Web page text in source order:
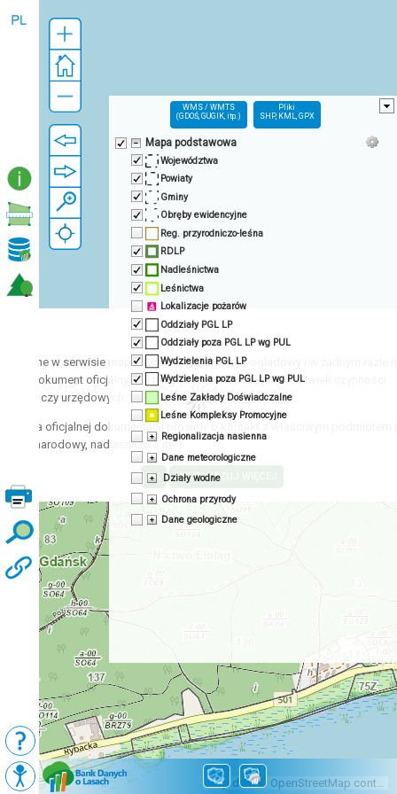
Map data © OpenStreetMap contributors, CC-BY-SA
Podkłady
WMS / WMTS
(GDOŚ, GUGIK, itp.)
Pliki
SHP, KML, GPX
Mapa podstawowa
Województwa
Powiaty
Gminy
Obręby ewidencyjne
Reg. przyrodniczo-leśna
RDLP
Nadleśnictwa
Leśnictwa
Lokalizacje pożarów
Oddziały PGL LP
Oddziały poza PGL LP wg PUL
Wydzielenia PGL LP
Wydzielenia poza PGL LP wg PUL
Leśne Zakłady Doświadczalne
Leśne Kompleksy Promocyjne
Regionalizacja nasienna
Dane meteorologiczne
Działy wodne
Ochrona przyrody
Dane geologiczne
w serwisie mapowym mają charakter poglądowy i w żadnym razie
jako dokument oficjalny. Nie mogą być podstawą jakichkolwiek czynności
czy urzędowych.
oficjalnej dokumentacji prosimy o kontakt z właściwym podmiotem
park narodowy, nadleśnictwo itp.)